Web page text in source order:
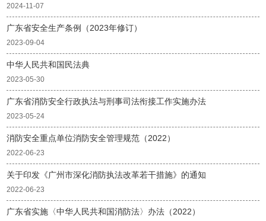
2024-11-07
广东省安全生产条例（2023年修订）
2023-09-04
中华人民共和国民法典
2023-05-30
广东省消防安全行政执法与刑事司法衔接工作实施办法
2023-05-24
消防安全重点单位消防安全管理规范（2022）
2022-06-23
关于印发《广州市深化消防执法改革若干措施》的通知
2022-06-23
广东省实施〈中华人民共和国消防法〉办法（2022）